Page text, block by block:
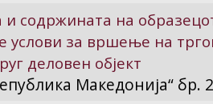
содржината на
за вршење на
деловен објект
Македонија“ бр.